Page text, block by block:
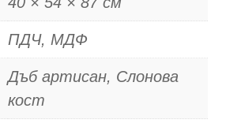
ПДЧ, МДФ
Дъб артисан, Слонова
кост